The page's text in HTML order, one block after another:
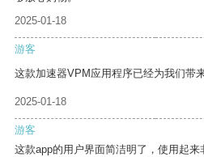
2025-01-18
游客
这款加速器VPM应用程序已经为我们带
2025-01-18
游客
这款app的用户界面简洁明了，使用起